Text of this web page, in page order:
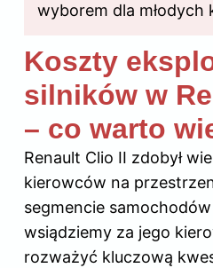
wyborem dla młodych
Koszty
silników w
– co warto
Renault Clio II zdobył
kierowców na
segmencie
wsiądziemy za jego
rozważyć kluczową